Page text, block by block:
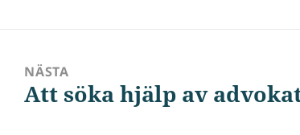
NÄSTA
Nästa
Att söka hjälp av